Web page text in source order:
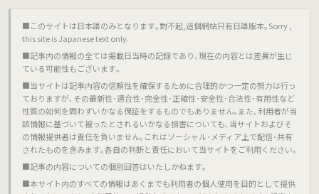
■このサイトは日本語のみとなります｡對不起,這個網站只有日語版本｡Sorry ,
this site is Japanese text only.
■記事内の情報の全ては掲載日当時の記録であり､現在の内容とは差異が生じ
ている可能性もございます｡
■当サイトは記事内容の信頼性を確保するために合理的かつ一定の努力は行っ
ておりますが､その最新性･適合性･完全性･正確性･安全性･合法性･有用性など
性質の如何を問わずいかなる保証をするものでもありません｡また､利用者が当
該情報に基づいて被ったとされるいかなる損害についても､当サイトおよびそ
の情報提供者は責任を負いません｡これはソーシャル･メディア上で配信･共有
されたものを含みます｡各自の判断と責任において当サイトをご利用ください｡
■記事の内容についての個別回答はいたしかねます｡
■本サイト内のすべての情報はあくまでも利用者の個人使用を目的として提供